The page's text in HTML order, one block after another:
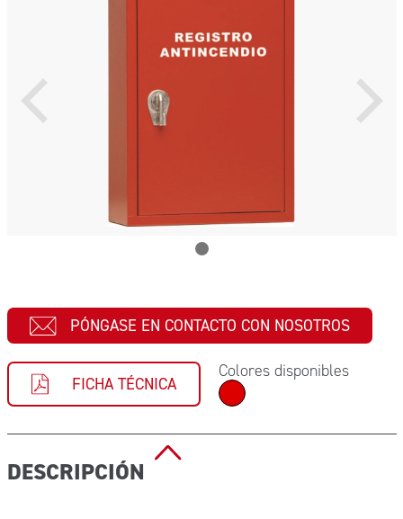
PÓNGASE EN CONTACTO CON NOSOTROS
FICHA TÉCNICA
Colores disponibles
DESCRIPCIÓN